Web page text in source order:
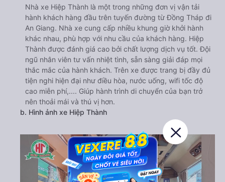
Nhà xe Hiệp Thành là một trong những đơn vị vận tải
hành khách hàng đầu trên tuyến đường từ Đồng Tháp đi
An Giang. Nhà xe cung cấp nhiều khung giờ khởi hành
khác nhau, phù hợp với nhu cầu của khách hàng. Hiệp
Thành được đánh giá cao bởi chất lượng dịch vụ tốt. Đội
ngũ nhân viên tư vấn nhiệt tình, sẵn sàng giải đáp mọi
thắc mắc của hành khách. Trên xe được trang bị đầy đủ
tiện nghi hiện đại như điều hòa, nước uống, wifi tốc độ
cao miễn phí,.... Giúp hành trình di chuyển của bạn trở
nên thoải mái và thú vị hơn.
b. Hình ảnh xe Hiệp Thành